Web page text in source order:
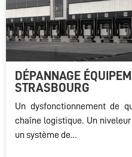
DÉPANNAGE
STRASBOURG
Un dysfonctionnement de
chaîne logistique. Un
un système de…